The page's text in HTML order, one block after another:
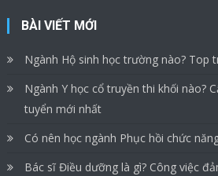
BÀI VIẾT MỚI
Ngành Hộ sinh học trường nào? Top
Ngành Y học cổ truyền thi khối nào?
tuyển mới nhất
Có nên học ngành Phục hồi chức
Bác sĩ Điều dưỡng là gì? Công việc